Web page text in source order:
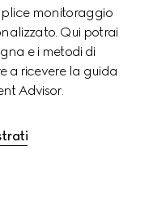
monitoraggio
Qui potrai
e i metodi di
a ricevere la guida
Advisor.